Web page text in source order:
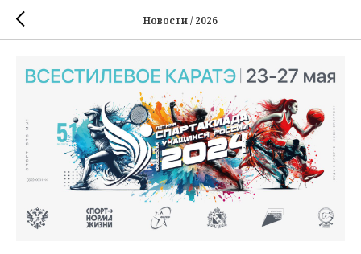
Новости / 2026